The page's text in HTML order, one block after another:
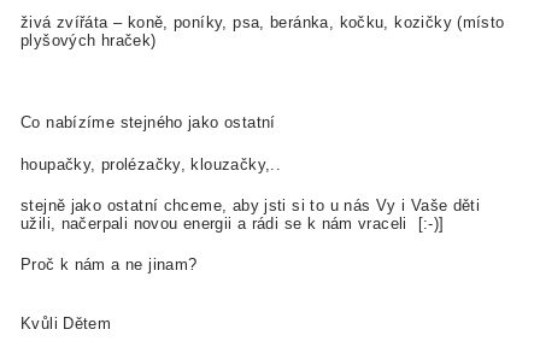
živá zvířáta – koně, poníky, psa, beránka, kočku, kozičky (místo
plyšových hraček)
Co nabízíme stejného jako ostatní
houpačky, prolézačky, klouzačky,..
stejně jako ostatní chceme, aby jsti si to u nás Vy i Vaše děti
užili, načerpali novou energii a rádi se k nám vraceli [:-)]
Proč k nám a ne jinam?
Kvůli Dětem